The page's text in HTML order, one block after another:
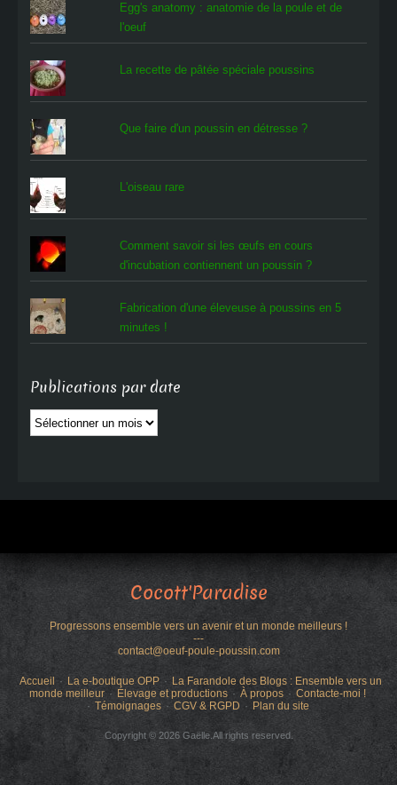
Egg's anatomy : anatomie de la poule et de
l'oeuf
La recette de pâtée spéciale poussins
Que faire d'un poussin en détresse ?
L'oiseau rare
Comment savoir si les œufs en cours
d'incubation contiennent un poussin ?
Fabrication d'une éleveuse à poussins en 5
minutes !
Publications par date
Publications
par
Cocott'Paradise
Progressons ensemble vers un avenir et un monde meilleurs !
---
contact@oeuf-poule-poussin.com
Accueil La e-boutique OPP
La Farandole des Blogs : Ensemble vers un
monde meilleur
Élevage et productions À propos
Contacte-moi !
Témoignages
CGV & RGPD Plan du site
Copyright © 2026 Gaëlle.All rights reserved.